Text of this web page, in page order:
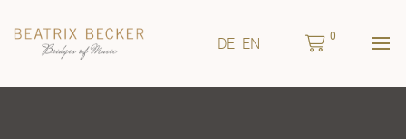
DE EN 0